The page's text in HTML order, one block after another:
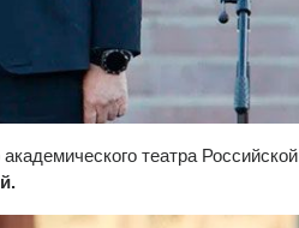
театра Российской